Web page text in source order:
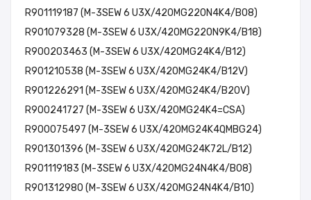
R901119187 (M-3SEW 6 U3X/420MG220N4K4/B08)
R901079328 (M-3SEW 6 U3X/420MG220N9K4/B18)
R900203463 (M-3SEW 6 U3X/420MG24K4/B12)
R901210538 (M-3SEW 6 U3X/420MG24K4/B12V)
R901226291 (M-3SEW 6 U3X/420MG24K4/B20V)
R900241727 (M-3SEW 6 U3X/420MG24K4=CSA)
R900075497 (M-3SEW 6 U3X/420MG24K4QMBG24)
R901301396 (M-3SEW 6 U3X/420MG24K72L/B12)
R901119183 (M-3SEW 6 U3X/420MG24N4K4/B08)
R901312980 (M-3SEW 6 U3X/420MG24N4K4/B10)